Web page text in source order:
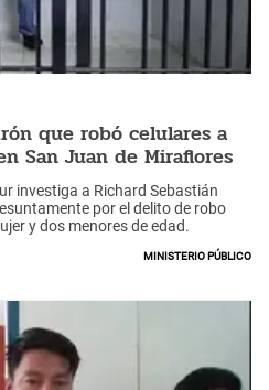
que robó celulares a
San Juan de Miraflores
investiga a Richard Sebastián
por el delito de robo
y dos menores de edad.
Ministerio Público